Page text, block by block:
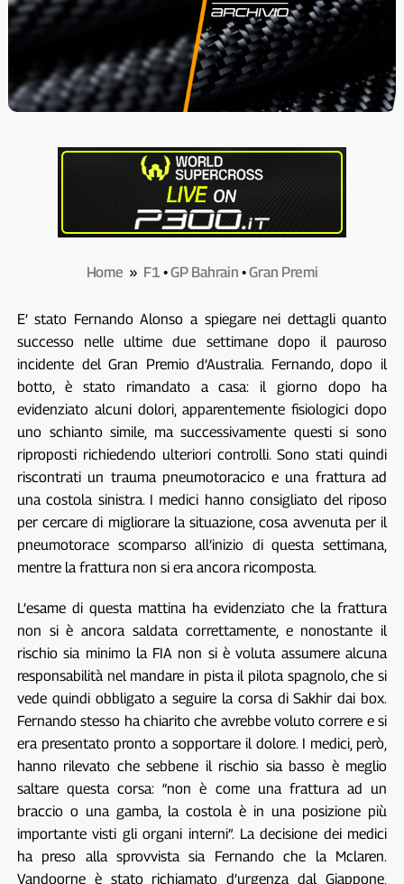
Home » F1•GP Bahrain •Gran Premi
E’ stato Fernando Alonso a spiegare nei dettagli quanto
successo nelle ultime due settimane dopo il pauroso
incidente del Gran Premio d’Australia. Fernando, dopo il
botto, è stato rimandato a casa: il giorno dopo ha
evidenziato alcuni dolori, apparentemente fisiologici dopo
uno schianto simile, ma successivamente questi si sono
riproposti richiedendo ulteriori controlli. Sono stati quindi
riscontrati un trauma pneumotoracico e una frattura ad
una costola sinistra. I medici hanno consigliato del riposo
per cercare di migliorare la situazione, cosa avvenuta per il
pneumotorace scomparso all’inizio di questa settimana,
mentre la frattura non si era ancora ricomposta.
L’esame di questa mattina ha evidenziato che la frattura
non si è ancora saldata correttamente, e nonostante il
rischio sia minimo la FIA non si è voluta assumere alcuna
responsabilità nel mandare in pista il pilota spagnolo, che si
vede quindi obbligato a seguire la corsa di Sakhir dai box.
Fernando stesso ha chiarito che avrebbe voluto correre e si
era presentato pronto a sopportare il dolore. I medici, però,
hanno rilevato che sebbene il rischio sia basso è meglio
saltare questa corsa: “non è come una frattura ad un
braccio o una gamba, la costola è in una posizione più
importante visti gli organi interni”. La decisione dei medici
ha preso alla sprovvista sia Fernando che la Mclaren.
Vandoorne è stato richiamato d’urgenza dal Giappone,